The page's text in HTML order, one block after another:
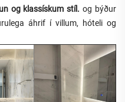
og klassískum stíl.og býður
áhrif í villum, hóteli og